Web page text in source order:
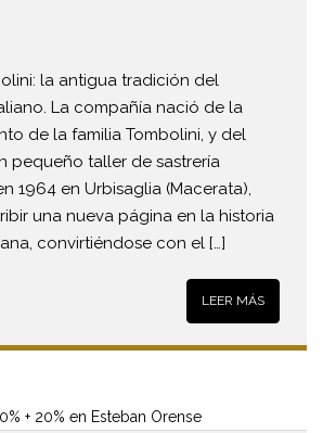
la antigua tradición del
La compañía nació de la
de la familia Tombolini, y del
pequeño taller de sastrería
1964 en Urbisaglia (Macerata),
una nueva página en la historia
convirtiéndose con el […]
LEER MÁS